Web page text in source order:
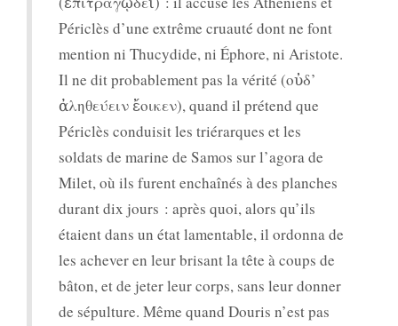
Périclès d’une extrême cruauté dont ne font
mention ni Thucydide, ni Éphore, ni Aristote.
Il ne dit probablement pas la vérité (οὐδ’
ἀληθεύειν ἔοικεν), quand il prétend que
Périclès conduisit les triérarques et les
soldats de marine de Samos sur l’agora de
Milet, où ils furent enchaînés à des planches
durant dix jours : après quoi, alors qu’ils
étaient dans un état lamentable, il ordonna de
les achever en leur brisant la tête à coups de
bâton, et de jeter leur corps, sans leur donner
de sépulture. Même quand Douris n’est pas